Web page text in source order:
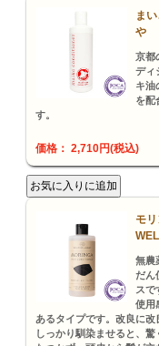
ま
や
京都
ディ
キ油
を配
す。
価格： 2,710円(税込)
モ
無農
だん
スで
使用
あるタイプです。改良に
しっかり馴染ませると、